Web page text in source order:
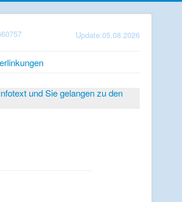
Update:05.08.2026
und Sie gelangen zu den